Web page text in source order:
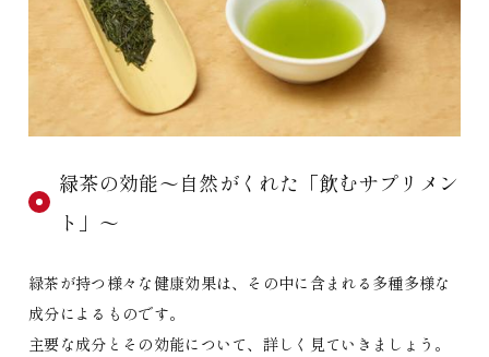
緑茶の効能〜自然がくれた「飲むサプリメン
ト」〜
緑茶が持つ様々な健康効果は、その中に含まれる多種多様な
成分によるものです。
主要な成分とその効能について、詳しく見ていきましょう。